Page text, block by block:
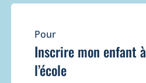
Pour
Inscrire mon enfant à
l’école